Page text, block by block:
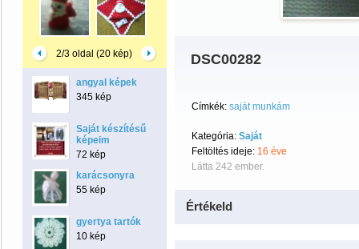
2/3 oldal (20 kép)
angyal képek
345 kép
Saját készítésű
képeim
72 kép
karácsonyra
55 kép
gyertya tartók
10 kép
DSC00282
Címkék: saját munkám
Kategória: Saját
Feltöltés ideje: 16 éve
Látta 242 ember.
Értékeld